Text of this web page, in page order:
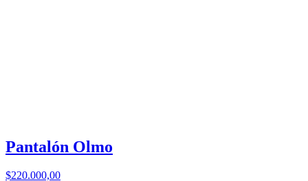
Pantalón Olmo
$220.000,00